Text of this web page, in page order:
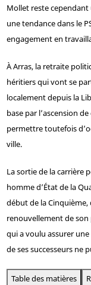
Mollet reste
une tendance dans le
engagement en
À Arras, la retraite
héritiers qui vont se
localement depuis la
base par l’ascension
permettre toutefois
ville.
La sortie de la carrière
homme d’État de la
début de la Cinquième,
renouvellement de son
qui a voulu assurer
de ses successeurs ne
Table des matières